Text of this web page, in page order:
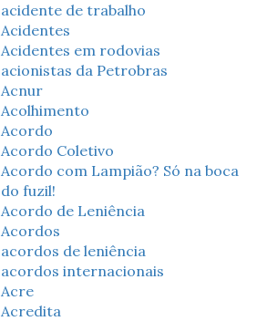
acidente de trabalho
Acidentes
Acidentes em rodovias
acionistas da Petrobras
Acnur
Acolhimento
Acordo
Acordo Coletivo
Acordo com Lampião? Só na boca
do fuzil!
Acordo de Leniência
Acordos
acordos de leniência
acordos internacionais
Acre
Acredita